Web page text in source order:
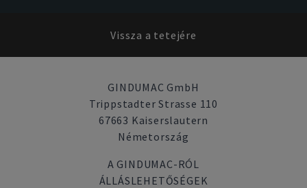
Vissza a tetejére
GINDUMAC GmbH
Trippstadter Strasse 110
67663 Kaiserslautern
Németország
A GINDUMAC-RÓL
ÁLLÁSLEHETŐSÉGEK